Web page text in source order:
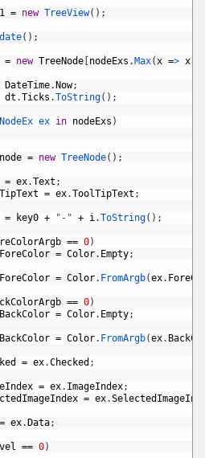
= new TreeView( ) ;
( ) ;
= new TreeNode nodeExs . Max(x => x
DateTime. Now;
dt .Ticks .ToString( ) ;
ex in nodeExs )
node = new TreeNode( ) ;
= ex.Text ;
= ex.ToolTipText ;
= key0 + "-" + i.ToString( ) ;
== 0)
ForeColor = Color. Empty;
ForeColor = Color. FromArgb(ex.
== 0)
BackColor = Color. Empty;
BackColor = Color. FromArgb(ex.
= ex.Checked ;
= ex. ImageIndex;
= ex.
= ex. Data;
== 0)